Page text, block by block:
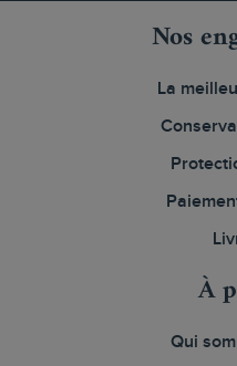
Nos
La
À
Qui